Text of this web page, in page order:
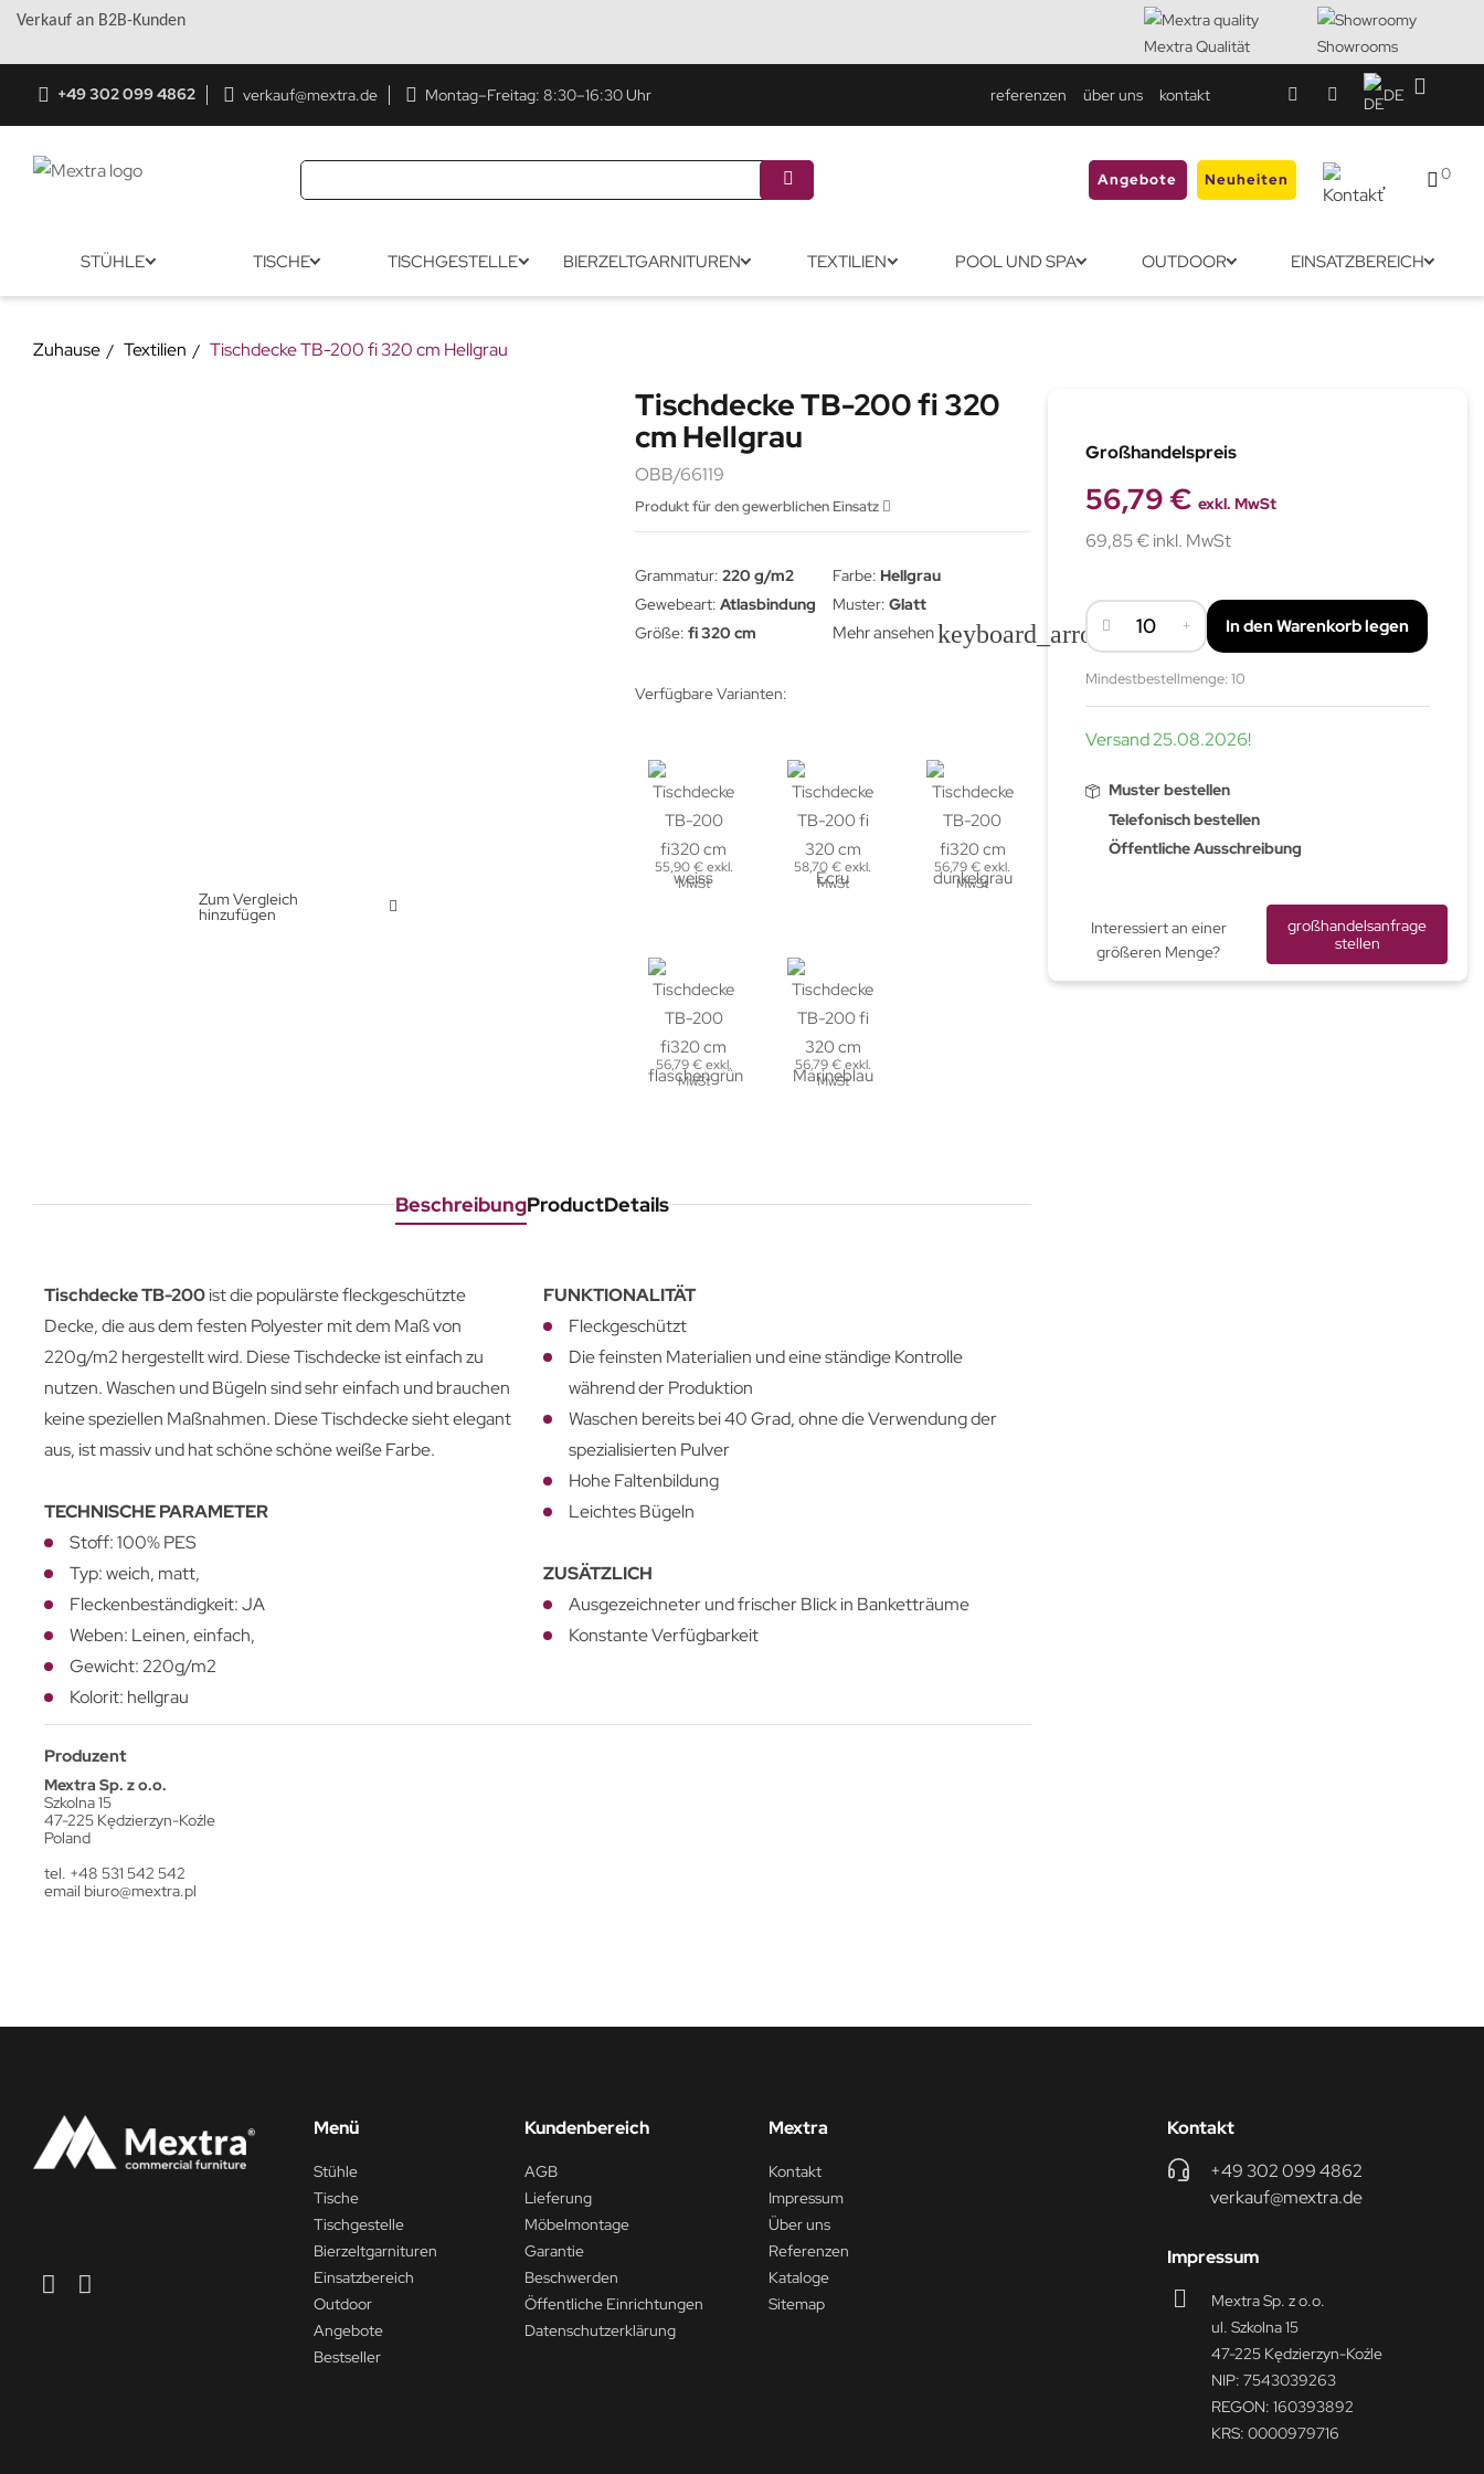
Verkauf an B2B-Kunden
Mextra Qualität Showrooms
+49 302 099 4862 verkauf@mextra.de Montag–Freitag: 8:30–16:30 Uhr referenzen über uns kontakt DE
Angebote Neuheiten 0
STÜHLE TISCHE TISCHGESTELLE BIERZELTGARNITUREN TEXTILIEN POOL UND SPA OUTDOOR EINSATZBEREICH
Zuhause Textilien Tischdecke TB-200 fi 320 cm Hellgrau
Zum Vergleich
hinzufügen
Tischdecke TB-200 fi 320
cm Hellgrau
OBB/66119
Produkt für den gewerblichen Einsatz
Grammatur: 220 g/m2 Farbe: Hellgrau
Gewebeart: Atlasbindung Muster: Glatt
Größe: fi 320 cm Mehr ansehenkeyboard_arrow_down
Verfügbare Varianten:
55,90 € exkl.
MwSt
58,70 € exkl.
MwSt
56,79 € exkl.
MwSt
56,79 € exkl.
MwSt
56,79 € exkl.
MwSt
Großhandelspreis
56,79 € exkl. MwSt
69,85 € inkl. MwSt
In den Warenkorb legen
Mindestbestellmenge: 10
Versand25.08.2026!
Muster bestellen
Telefonisch bestellen
Öffentliche Ausschreibung
Interessiert an einer
größeren Menge?
großhandelsanfrage
stellen
BeschreibungProductDetails
Tischdecke TB-200ist die populärste fleckgeschützte
Decke, die aus dem festen Polyester mit dem Maß von
220g/m2 hergestellt wird. Diese Tischdecke ist einfach zu
nutzen. Waschen und Bügeln sind sehr einfach und brauchen
keine speziellen Maßnahmen. Diese Tischdecke sieht elegant
aus, ist massiv und hat schöne schöne weiße Farbe.
TECHNISCHE PARAMETER
Stoff: 100% PES
Typ: weich, matt,
Fleckenbeständigkeit: JA
Weben: Leinen, einfach,
Gewicht: 220g/m2
Kolorit: hellgrau
FUNKTIONALITÄT
Fleckgeschützt
Die feinsten Materialien und eine ständige Kontrolle
während der Produktion
Waschen bereits bei 40 Grad, ohne die Verwendung der
spezialisierten Pulver
Hohe Faltenbildung
Leichtes Bügeln
ZUSÄTZLICH
Ausgezeichneter und frischer Blick in Banketträume
Konstante Verfügbarkeit
Produzent
Mextra Sp. z o.o.
Szkolna 15
47-225 Kędzierzyn-Koźle
Poland
tel. +48 531 542 542
email biuro@mextra.pl
Menü
Stühle
Tische
Tischgestelle
Bierzeltgarnituren
Einsatzbereich
Outdoor
Angebote
Bestseller
Kundenbereich
AGB
Lieferung
Möbelmontage
Garantie
Beschwerden
Öffentliche Einrichtungen
Datenschutzerklärung
Mextra
Kontakt
Impressum
Über uns
Referenzen
Kataloge
Sitemap
Kontakt
+49 302 099 4862
verkauf@mextra.de
Impressum
Mextra Sp. z o.o.
ul. Szkolna 15
47-225 Kędzierzyn-Koźle
NIP: 7543039263
REGON: 160393892
KRS: 0000979716